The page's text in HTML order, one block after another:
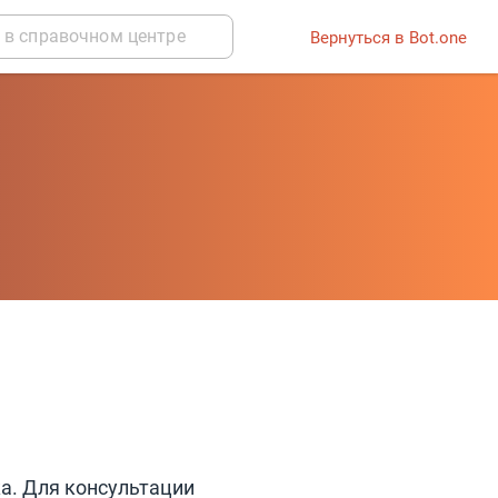
Вернуться в Bot.one
Для консультации